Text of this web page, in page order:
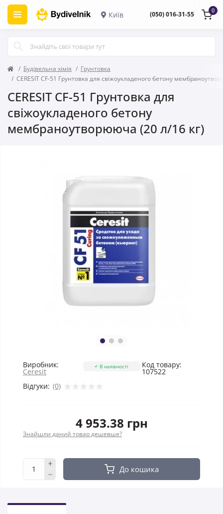
Київ (050) 016-31-55 0
Будівельна хімія
Грунтовка
CERESIT CF-51 Грунтовка для свіжоукладеного бетону
CERESIT CF-51 Грунтовка для
свіжоукладеного бетону
мембраноутворююча (20 л/16 кг)
Виробник:
Ceresit
Код товару:
107522
Відгуки: (0)
В наявності
4 953.38 грн
Знайшли даний товар дешевше?
До кошика